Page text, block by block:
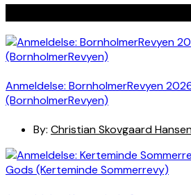
Anmeldelse: BornholmerRevyen
(BornholmerRevyen)
By: Christian Skovgaard